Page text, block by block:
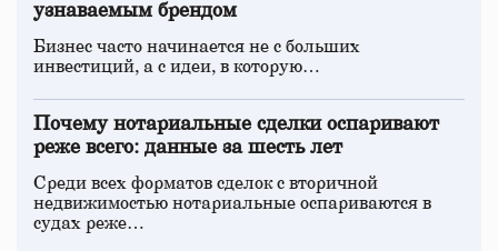
узнаваемым брендом
Бизнес часто начинается не с больших
инвестиций, а с идеи, в которую…
Почему нотариальные сделки оспаривают
реже всего: данные за шесть лет
Среди всех форматов сделок с вторичной
недвижимостью нотариальные оспариваются в
судах реже…